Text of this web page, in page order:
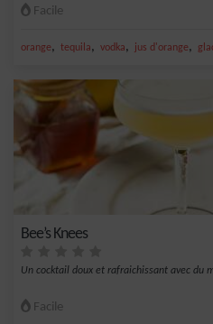
Facile
orange, tequila, vodka, jus d'orange,
Bee’s Knees
Un cocktail doux et rafraichissant avec du
Facile